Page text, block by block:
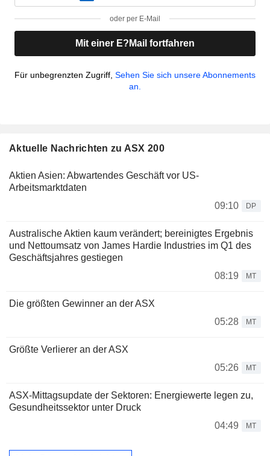
oder per E-Mail
Mit einer E?Mail fortfahren
Für unbegrenzten Zugriff, Sehen Sie sich unsere Abonnements
an.
Aktuelle Nachrichten zu ASX 200
Aktien Asien: Abwartendes Geschäft vor US-
Arbeitsmarktdaten
09:10
DP
Australische Aktien kaum verändert; bereinigtes Ergebnis
und Nettoumsatz von James Hardie Industries im Q1 des
Geschäftsjahres gestiegen
08:19
MT
Die größten Gewinner an der ASX
05:28
MT
Größte Verlierer an der ASX
05:26
MT
ASX-Mittagsupdate der Sektoren: Energiewerte legen zu,
Gesundheitssektor unter Druck
04:49
MT